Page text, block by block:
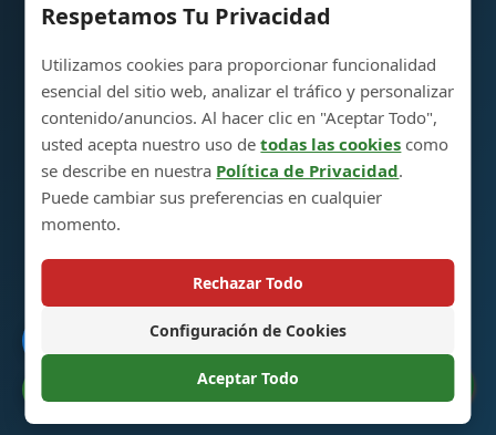
Preferencias de Cookies
Respetamos Tu Privacidad
Utilizamos cookies para proporcionar funcionalidad
esencial del sitio web, analizar el tráfico y personalizar
contenido/anuncios. Al hacer clic en "Aceptar Todo",
usted acepta nuestro uso detodas las cookies como
se describe en nuestra Política de Privacidad.
Puede cambiar sus preferencias en cualquier
momento.
Rechazar Todo
Configuración de Cookies
Aceptar Todo
Política de Devolución y Cambio
Mapa del Sitio
Carrito de Compras
Contáctenos
Parque Industrial de Producción de Botellas de
Vidrio para Licores, 5RA Avenida, Ciudad de Heze,
Shandong, China 274700